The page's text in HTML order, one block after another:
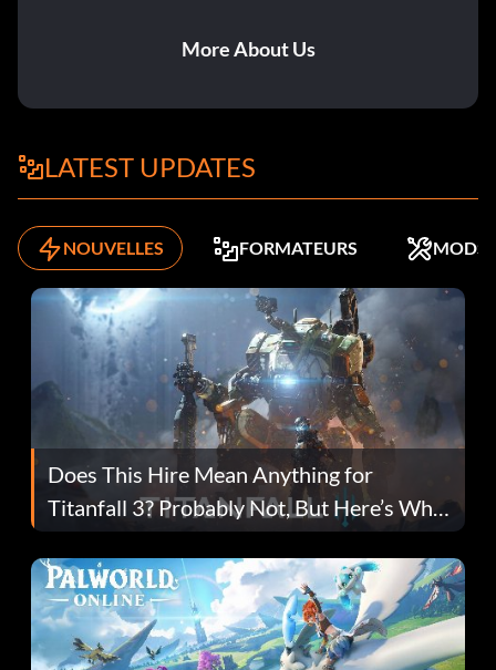
More About Us
LATEST UPDATES
NOUVELLES FORMATEURS MODS
Does This Hire Mean Anything for
Titanfall 3? Probably Not, But Here’s Why
Fans Are Hopeful